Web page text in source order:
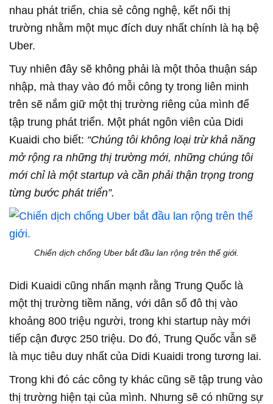
nhau phát triển, chia sẻ công nghệ, kết nối thị
trường nhằm một mục đích duy nhất chính là hạ bệ
Uber.
Tuy nhiên đây sẽ không phải là một thỏa thuận sáp
nhập, mà thay vào đó mỗi công ty trong liên minh
trên sẽ nắm giữ một thị trường riêng của mình để
tập trung phát triển. Một phát ngôn viên của Didi
Kuaidi cho biết: “Chúng tôi không loại trừ khả năng
mở rộng ra những thị trường mới, những chúng tôi
mới chỉ là một startup và cần phải thận trọng trong
từng bước phát triển”.
Chiến dịch chống Uber bắt đầu lan rộng trên thế giới.
Didi Kuaidi cũng nhấn mạnh rằng Trung Quốc là
một thị trường tiềm năng, với dân số đô thị vào
khoảng 800 triệu người, trong khi startup này mới
tiếp cận được 250 triệu. Do đó, Trung Quốc vẫn sẽ
là mục tiêu duy nhất của Didi Kuaidi trong tương lai.
Trong khi đó các công ty khác cũng sẽ tập trung vào
thị trường hiện tại của mình. Nhưng sẽ có những sự